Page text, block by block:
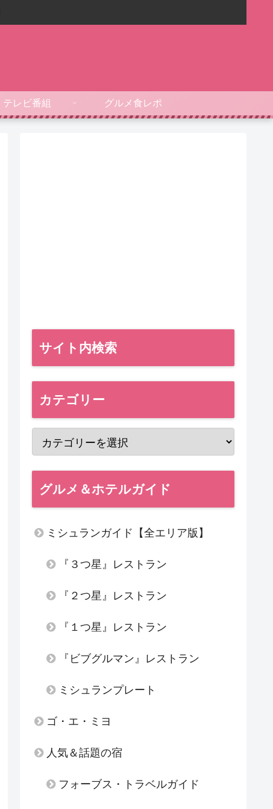
テレビ番組 グルメ食レポ
サイト内検索
カテゴリー
グルメ＆ホテルガイド
ミシュランガイド【全エリア版】
『３つ星』レストラン
『２つ星』レストラン
『１つ星』レストラン
『ビブグルマン』レストラン
ミシュランプレート
ゴ・エ・ミヨ
人気＆話題の宿
フォーブス・トラベルガイド